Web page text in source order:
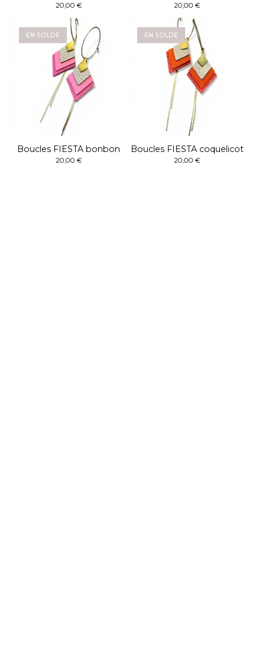
20,00 € 20,00 €
EN SOLDE
Boucles FIESTA bonbon
20,00 €
EN SOLDE
Boucles FIESTA coquelicot
20,00 €